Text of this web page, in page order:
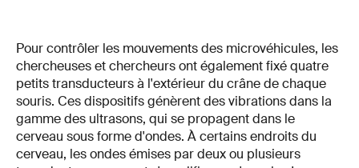
Pour contrôler les mouvements des microvéhicules, les
chercheuses et chercheurs ont également fixé quatre
petits transducteurs à l'extérieur du crâne de chaque
souris. Ces dispositifs génèrent des vibrations dans la
gamme des ultrasons, qui se propagent dans le
cerveau sous forme d'ondes. À certains endroits du
cerveau, les ondes émises par deux ou plusieurs